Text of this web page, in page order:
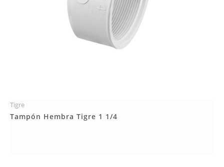
Más Detalles
Tigre
Tampón Hembra Tigre 1 1/4